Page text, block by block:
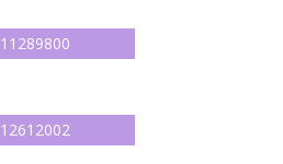
11289800
12612002